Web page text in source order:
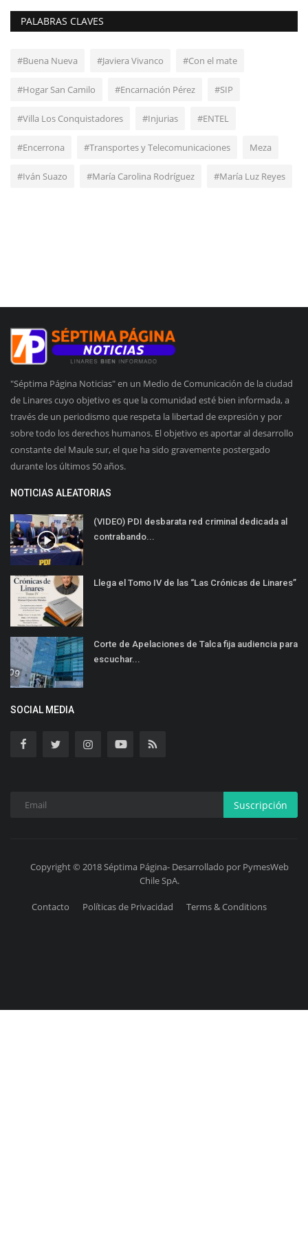
PALABRAS CLAVES
#Buena Nueva #Javiera Vivanco #Con el mate
#Hogar San Camilo #Encarnación Pérez #SIP
#Villa Los Conquistadores #Injurias #ENTEL
#Encerrona #Transportes y Telecomunicaciones Meza
#Iván Suazo #María Carolina Rodríguez #María Luz Reyes
"Séptima Página Noticias" en un Medio de Comunicación de la ciudad
de Linares cuyo objetivo es que la comunidad esté bien informada, a
través de un periodismo que respeta la libertad de expresión y por
sobre todo los derechos humanos. El objetivo es aportar al desarrollo
constante del Maule sur, el que ha sido gravemente postergado
durante los últimos 50 años.
NOTICIAS ALEATORIAS
(VIDEO) PDI desbarata red criminal dedicada al
contrabando...
Llega el Tomo IV de las “Las Crónicas de Linares”
Corte de Apelaciones de Talca fija audiencia para
escuchar...
SOCIAL MEDIA
Suscripción
Copyright © 2018 Séptima Página- Desarrollado por PymesWeb
Chile SpA.
Contacto Políticas de Privacidad Terms & Conditions